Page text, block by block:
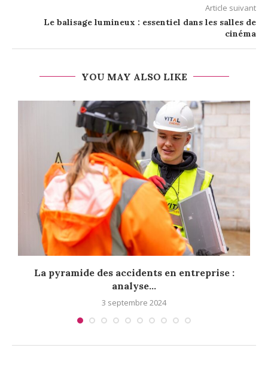
Article suivant
Le balisage lumineux : essentiel dans les salles de
cinéma
YOU MAY ALSO LIKE
La pyramide des accidents en entreprise :
analyse...
3 septembre 2024